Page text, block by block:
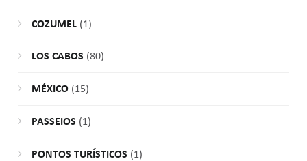
COZUMEL(1)
LOS CABOS (80)
MÉXICO(15)
PASSEIOS (1)
PONTOS TURÍSTICOS (1)